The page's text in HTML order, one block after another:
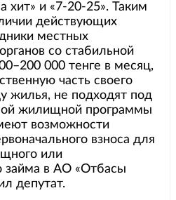
хит» и «7-20-25». Таким
действующих
местных
со стабильной
000 тенге в месяц,
часть своего
жилья, не подходят под
жилищной программы
возможности
взноса для
или
займа в АО «Отбасы
депутат.